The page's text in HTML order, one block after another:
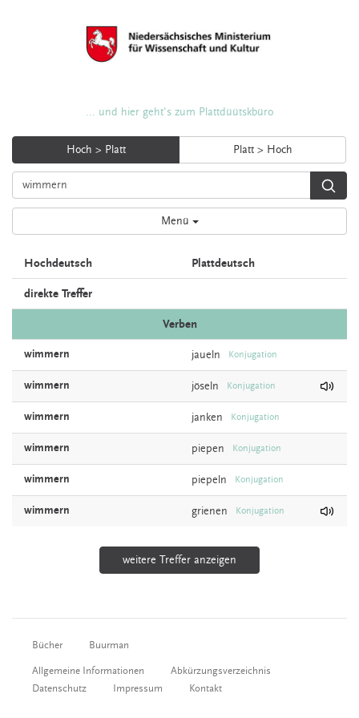
... und hier geht's zum Plattdüütskbüro
Hoch > Platt Platt > Hoch
Menü
Hochdeutsch Plattdeutsch
direkte Treffer
Verben
wimmern jaueln Konjugation
wimmern jöseln Konjugation
wimmern janken Konjugation
wimmern piepen Konjugation
wimmern piepeln Konjugation
wimmern grienen Konjugation
weitere Treffer anzeigen
Bücher Buurman
Allgemeine Informationen
Abkürzungsverzeichnis
Datenschutz
Impressum Kontakt